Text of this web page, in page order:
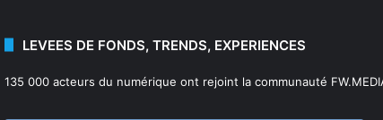
LEVEES DE FONDS, TRENDS, EXPERIENCES
135 000 acteurs du numérique ont rejoint la communauté